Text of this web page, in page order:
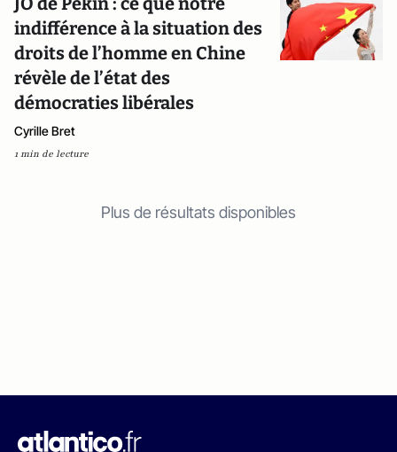
indifférence à la situation des
droits de l’homme en Chine
révèle de l’état des
démocraties libérales
Cyrille Bret
1 min de lecture
Plus de résultats disponibles